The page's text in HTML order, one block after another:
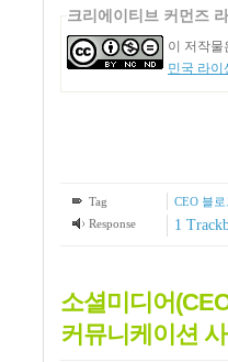
크리에이티브 커먼즈
이 저작물
민국 라이
Tag CEO 블로
Response
1
소셜미디어
커뮤니케이션